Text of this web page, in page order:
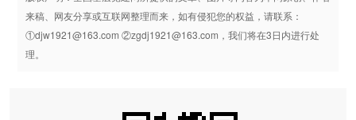
来稿、网友分享或互联网整理而来，如有侵犯您的权益，请联系：
①djw1921@163.com ②zgdj1921@163.com，我们将在3日内进行处
理。